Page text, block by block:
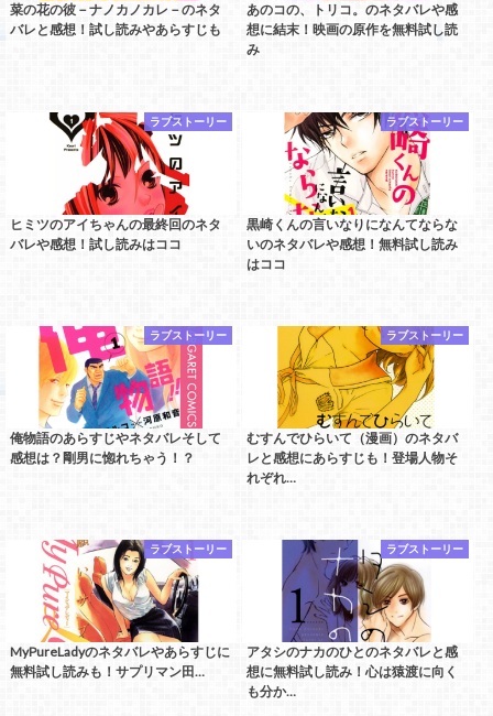
菜の花の彼－ナノカノカレ－のネタ
バレと感想！試し読みやあらすじも
あのコの、トリコ。のネタバレや感
想に結末！映画の原作を無料試し読
み
ラブストーリー
ヒミツのアイちゃんの最終回のネタ
バレや感想！試し読みはココ
ラブストーリー
黒崎くんの言いなりになんてならな
いのネタバレや感想！無料試し読み
はココ
ラブストーリー
俺物語のあらすじやネタバレそして
感想は？剛男に惚れちゃう！？
ラブストーリー
むすんでひらいて（漫画）のネタバ
レと感想にあらすじも！登場人物そ
れぞれ…
ラブストーリー
MyPureLadyのネタバレやあらすじに
無料試し読みも！サプリマン田…
ラブストーリー
アタシのナカのひとのネタバレと感
想に無料試し読み！心は猿渡に向く
も分か…